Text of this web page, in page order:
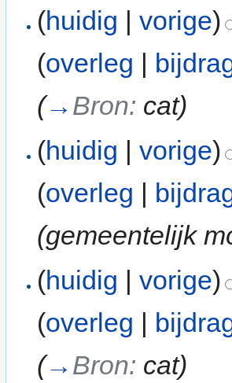
(huidig |vorige)
(overleg |
(→ Bron: cat)
(huidig |vorige)
(overleg |
(gemeentelijk
(huidig |vorige)
(overleg
(→ Bron: cat)